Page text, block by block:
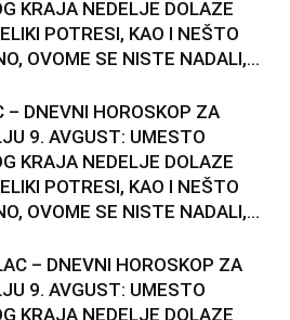
KRAJA NEDELJE DOLAZE
POTRESI, KAO I NEŠTO
OVOME SE NISTE NADALI,...
– DNEVNI HOROSKOP ZA
9. AVGUST: UMESTO
KRAJA NEDELJE DOLAZE
POTRESI, KAO I NEŠTO
OVOME SE NISTE NADALI,...
– DNEVNI HOROSKOP ZA
9. AVGUST: UMESTO
KRAJA NEDELJE DOLAZE